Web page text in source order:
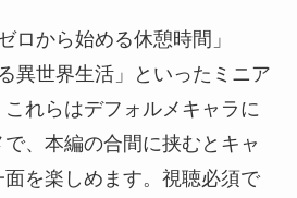
ロから始める休憩時間」
異世界生活」といったミニア
れらはデフォルメキャラに
、本編の合間に挟むとキャ
を楽しめます。視聴必須で